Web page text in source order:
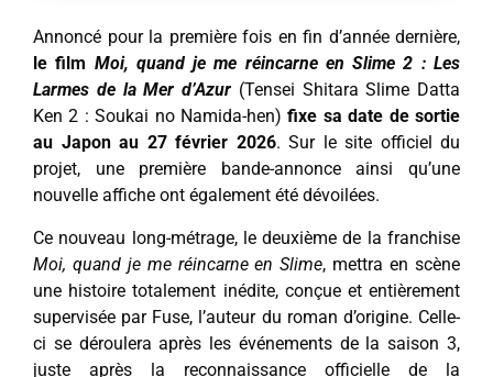
Annoncé pour la première fois en fin d’année dernière,
le film Moi, quand je me réincarne en Slime 2 : Les
Larmes de la Mer d’Azur (Tensei Shitara Slime Datta
Ken 2 : Soukai no Namida-hen)fixe sa date de sortie
au Japon au 27 février 2026. Sur le site officiel du
projet, une première bande-annonce ainsi qu’une
nouvelle affiche ont également été dévoilées.
Ce nouveau long-métrage, le deuxième de la franchise
Moi, quand je me réincarne en Slime, mettra en scène
une histoire totalement inédite, conçue et entièrement
supervisée par Fuse, l’auteur du roman d’origine. Celle-
ci se déroulera après les événements de la saison 3,
juste après la reconnaissance officielle de la